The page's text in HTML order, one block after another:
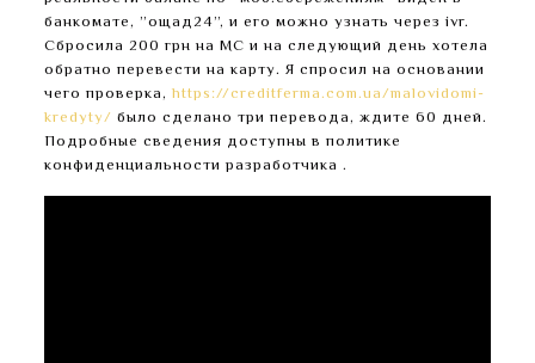
банкомате, ”ощад24”, и его можно узнать через ivr.
Сбросила 200 грн на МС и на следующий день хотела
обратно перевести на карту. Я спросил на основании
чего проверка, https://creditferma.com.ua/malovidomi-
kredyty/ было сделано три перевода, ждите 60 дней.
Подробные сведения доступны в политике
конфиденциальности разработчика .